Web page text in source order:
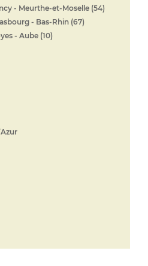
- Meurthe-et-Moselle (54)
- Bas-Rhin (67)
- Aube (10)